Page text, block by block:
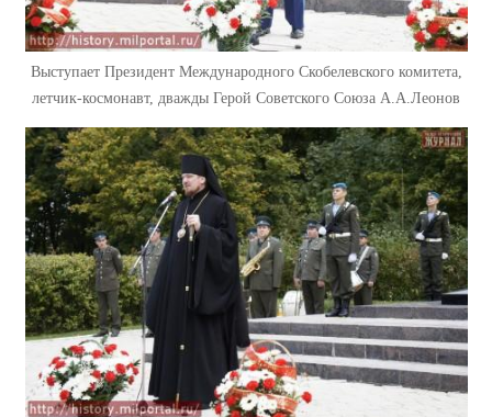
Выступает Президент Международного Скобелевского комитета,
летчик-космонавт, дважды Герой Советского Союза А.А.Леонов